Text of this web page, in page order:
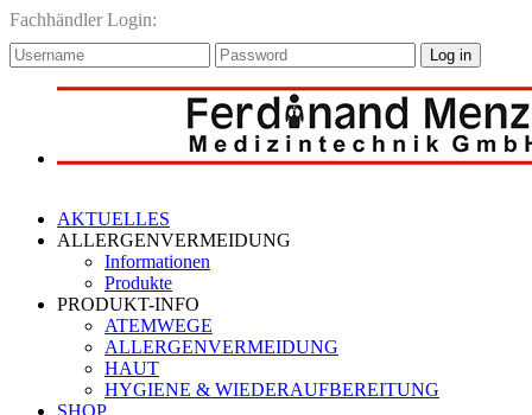
Fachhändler Login:
Log in
AKTUELLES
ALLERGENVERMEIDUNG
Informationen
Produkte
PRODUKT-INFO
ATEMWEGE
ALLERGENVERMEIDUNG
HAUT
HYGIENE & WIEDERAUFBEREITUNG
SHOP